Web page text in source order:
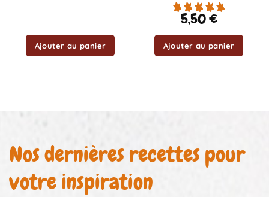
Ajouter au panier
5,50€
Ajouter au panier
Nos dernières recettes pour
votre inspiration